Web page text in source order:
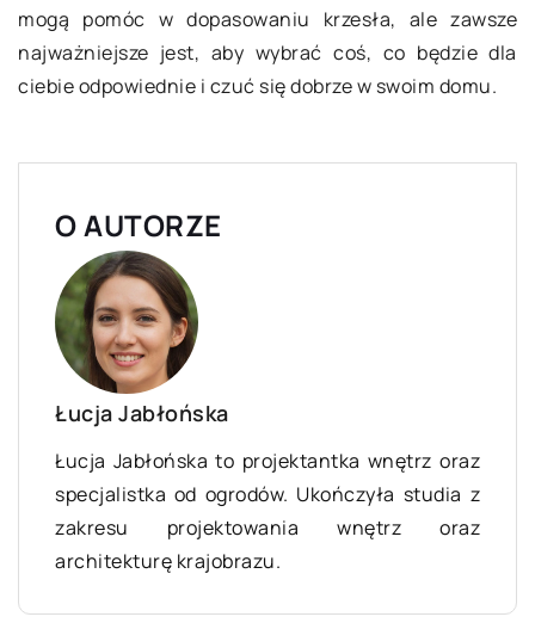
mogą pomóc w dopasowaniu krzesła, ale zawsze
najważniejsze jest, aby wybrać coś, co będzie dla
ciebie odpowiednie i czuć się dobrze w swoim domu.
O AUTORZE
Łucja Jabłońska
Łucja Jabłońska to projektantka wnętrz oraz
specjalistka od ogrodów. Ukończyła studia z
zakresu projektowania wnętrz oraz
architekturę krajobrazu.